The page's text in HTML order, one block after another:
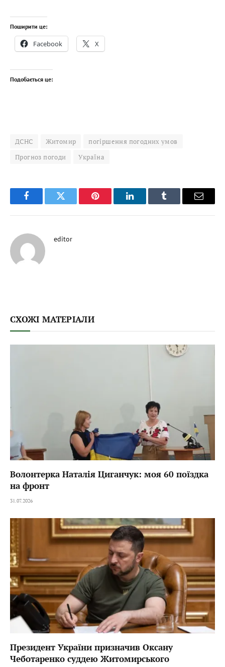
Поширити це:
Facebook X
Подобається це:
ДСНС Житомир
погіршення погодних умов
Прогноз погоди
Україна
FacebookTwitter Pinterest LinkedInTumblr Email
editor
СХОЖІ МАТЕРІАЛИ
Волонтерка Наталія Циганчук: моя 60 поїздка
на фронт
31.07.2026
Президент України призначив Оксану
Чеботаренко суддею Житомирського